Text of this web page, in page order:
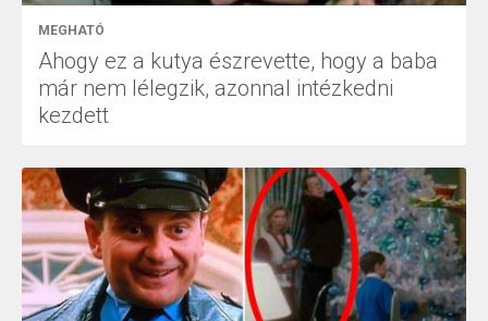
MEGHATÓ
Ahogy ez a kutya észrevette, hogy a baba
már nem lélegzik, azonnal intézkedni
kezdett